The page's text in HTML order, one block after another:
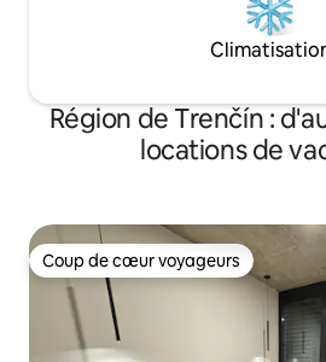
Région de Trenčín :
locations de
Coup de cœur voyageurs
Coup de cœur voyageurs